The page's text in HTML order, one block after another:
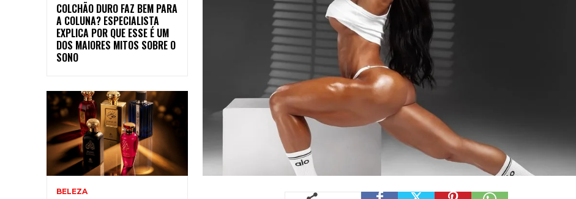
COLCHÃO DURO FAZ BEM PARA
A COLUNA? ESPECIALISTA
EXPLICA POR QUE ESSE É UM
DOS MAIORES MITOS SOBRE O
SONO
BELEZA